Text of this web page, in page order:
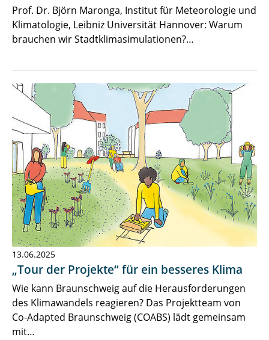
Prof. Dr. Björn Maronga, Institut für Meteorologie und
Klimatologie, Leibniz Universität Hannover: Warum
brauchen wir Stadtklimasimulationen?…
13.06.2025
„Tour der Projekte“ für ein besseres Klima
Wie kann Braunschweig auf die Herausforderungen
des Klimawandels reagieren? Das Projektteam von
Co-Adapted Braunschweig (COABS) lädt gemeinsam
mit…